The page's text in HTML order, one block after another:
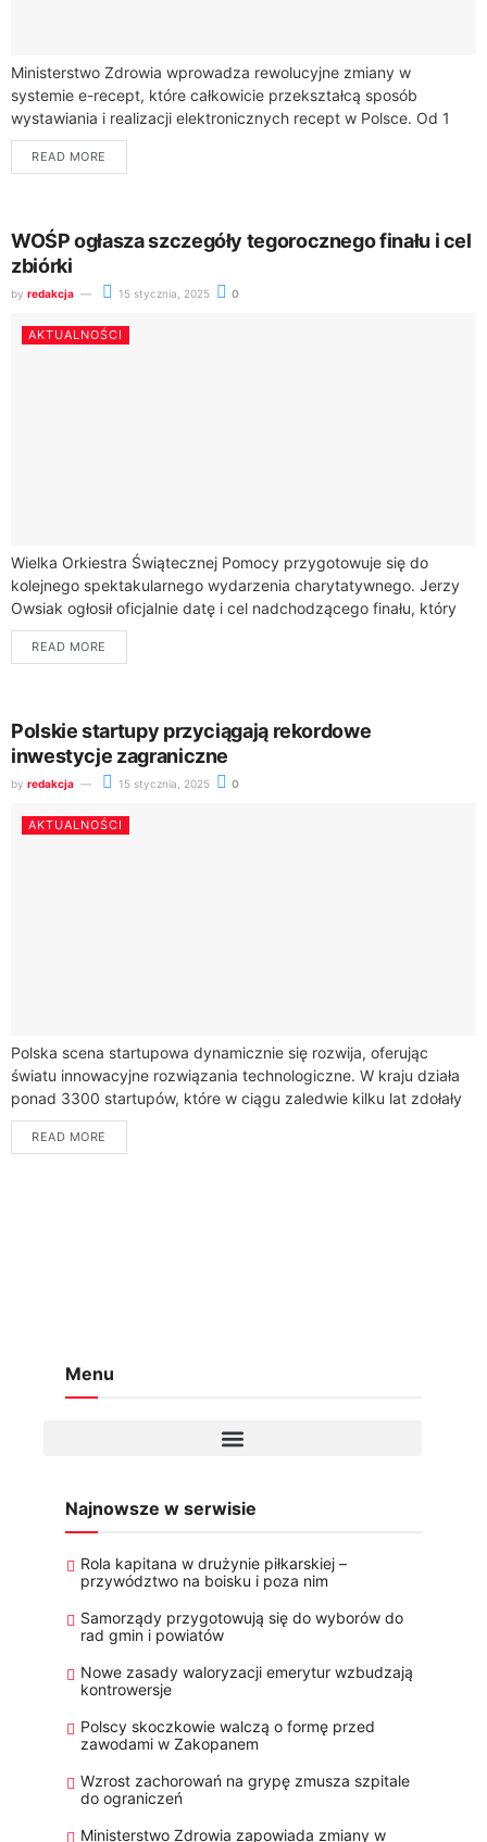
Ministerstwo Zdrowia wprowadza rewolucyjne zmiany w
systemie e-recept, które całkowicie przekształcą sposób
wystawiania i realizacji elektronicznych recept w Polsce. Od 1
marca 2024 roku system informatyczny P1 zacznie obliczać
dopuszczalną...
READ MORE
WOŚP ogłasza szczegóły tegorocznego finału i cel
zbiórki
by redakcja 15 stycznia, 2025 0
AKTUALNOŚCI
Wielka Orkiestra Świątecznej Pomocy przygotowuje się do
kolejnego spektakularnego wydarzenia charytatywnego. Jerzy
Owsiak ogłosił oficjalnie datę i cel nadchodzącego finału, który
ponownie może pobić dotychczasowe rekordy.33. Finał Wielkiej
Orkiestry Świątecznej...
READ MORE
Polskie startupy przyciągają rekordowe
inwestycje zagraniczne
by redakcja 15 stycznia, 2025 0
AKTUALNOŚCI
Polska scena startupowa dynamicznie się rozwija, oferując
światu innowacyjne rozwiązania technologiczne. W kraju działa
ponad 3300 startupów, które w ciągu zaledwie kilku lat zdołały
zdobyć międzynarodowe uznanie.Rodzime startupy jak Brainly...
READ MORE
Menu
Najnowsze w serwisie
Rola kapitana w drużynie piłkarskiej –
przywództwo na boisku i poza nim
Samorządy przygotowują się do wyborów do
rad gmin i powiatów
Nowe zasady waloryzacji emerytur wzbudzają
kontrowersje
Polscy skoczkowie walczą o formę przed
zawodami w Zakopanem
Wzrost zachorowań na grypę zmusza szpitale
do ograniczeń
Ministerstwo Zdrowia zapowiada zmiany w